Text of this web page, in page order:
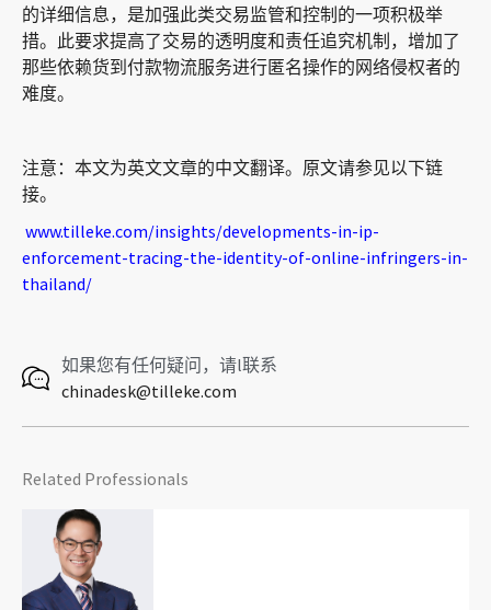
的详细信息，是加强此类交易监管和控制的一项积极举
措。此要求提高了交易的透明度和责任追究机制，增加了
那些依赖货到付款物流服务进行匿名操作的网络侵权者的
难度。
注意：本文为英文文章的中文翻译。原文请参见以下链
接。
www.tilleke.com/insights/developments-in-ip-
enforcement-tracing-the-identity-of-online-infringers-in-
thailand/
如果您有任何疑问，请l联系
chinadesk@tilleke.com
Related Professionals